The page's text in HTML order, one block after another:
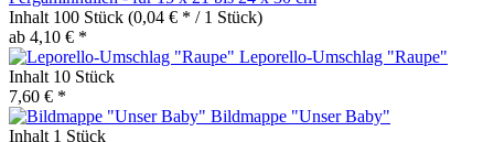
Inhalt 100 Stück (0,04 € * / 1 Stück)
ab 4,10 € *
Leporello-Umschlag "Raupe"
Inhalt 10 Stück
7,60 € *
Bildmappe "Unser Baby"
Inhalt 1 Stück